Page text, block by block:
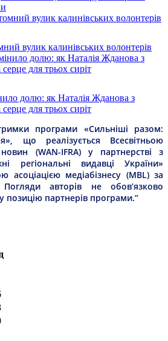
вулик калинівських волонтерів
долю: як Наталія Жданова з
для трьох сиріт
програми «Сильніші разом:
що реалізується Всесвітньою
(WAN-IFRA) у партнерстві з
регіональні видавці України»
асоціацією медіабізнесу (MBL) за
Погляди авторів не обов’язково
позицію партнерів програми.”